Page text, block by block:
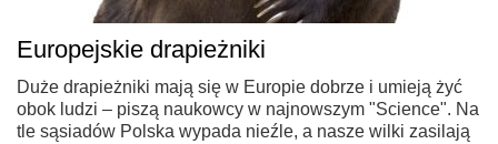
Europejskie drapieżniki
Duże drapieżniki mają się w Europie dobrze i umieją żyć
obok ludzi – piszą naukowcy w najnowszym "Science". Na
tle sąsiadów Polska wypada nieźle, a nasze wilki zasilają